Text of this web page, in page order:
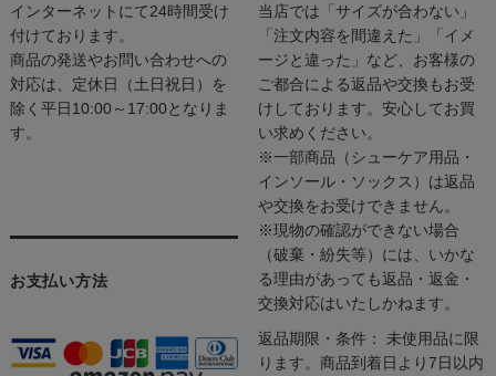
インターネットにて24時間受け
付けております。
商品の発送やお問い合わせへの
対応は、定休日（土日祝日）を
除く平日10:00～17:00となりま
す。
お支払い方法
当店では「サイズが合わない」
「注文内容を間違えた」「イメ
ージと違った」など、お客様の
ご都合による返品や交換もお受
けしております。安心してお買
い求めください。
※一部商品（シューケア用品・
インソール・ソックス）は返品
や交換をお受けできません。
※現物の確認ができない場合
（破棄・紛失等）には、いかな
る理由があっても返品・返金・
交換対応はいたしかねます。
返品期限・条件： 未使用品に限
ります。商品到着日より7日以内